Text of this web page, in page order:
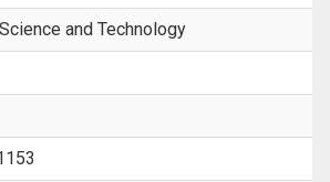
and Technology